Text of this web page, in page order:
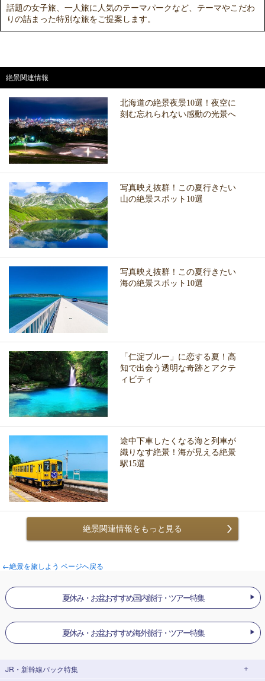
話題の女子旅、一人旅に人気のテーマパークなど、テーマやこだわ
りの詰まった特別な旅をご提案します。
絶景関連情報
北海道の絶景夜景10選！夜空に
刻む忘れられない感動の光景へ
写真映え抜群！この夏行きたい
山の絶景スポット10選
写真映え抜群！この夏行きたい
海の絶景スポット10選
「仁淀ブルー」に恋する夏！高
知で出会う透明な奇跡とアクテ
ィビティ
途中下車したくなる海と列車が
織りなす絶景！海が見える絶景
駅15選
絶景関連情報をもっと見る
←絶景を旅しよう ページへ戻る
夏休み・お盆おすすめ国内旅行・ツアー特集
夏休み・お盆おすすめ海外旅行・ツアー特集
JR・新幹線パック特集